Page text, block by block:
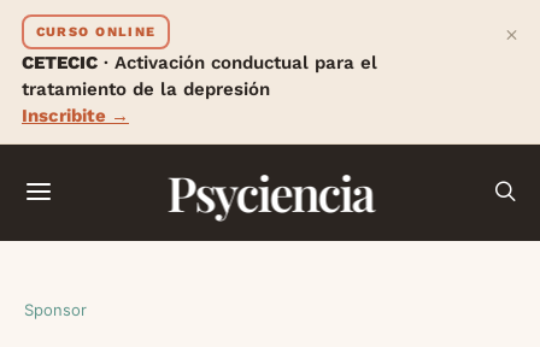
CURSO ONLINE
CETECIC · Activación conductual para el
tratamiento de la depresión
Inscribite →
×
Psyciencia
Sponsor